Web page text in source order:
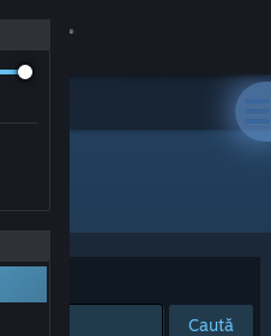
Caută